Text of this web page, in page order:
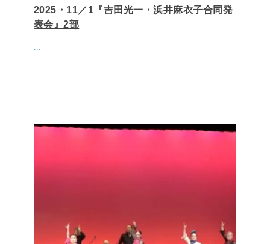
2025・11／1『吉田光一・浜井麻衣子合同発
表会』2部
...